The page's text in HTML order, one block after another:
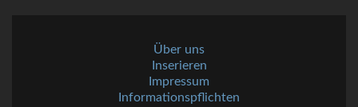
Über uns
Inserieren
Impressum
Informationspflichten